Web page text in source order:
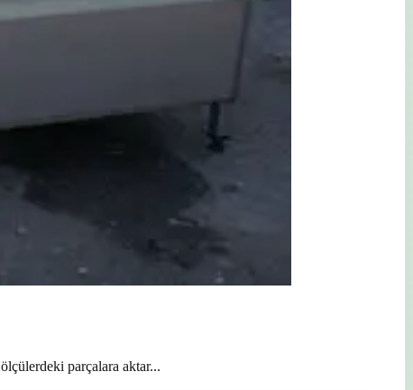
parçalara aktar...